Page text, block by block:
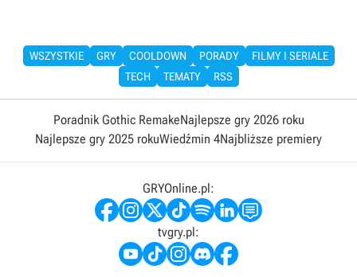
WSZYSTKIE GRY COOLDOWN PORADY
FILMY I SERIALE
TECH
TEMATY RSS
Poradnik Gothic RemakeNajlepsze gry 2026 roku
Najlepsze gry 2025 rokuWiedźmin 4Najbliższe premiery
GRYOnline.pl:
tvgry.pl: